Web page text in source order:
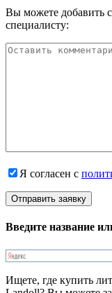
Вы можете добавить
специалисту:
Я согласен с
Введите название
Ищете, где купить